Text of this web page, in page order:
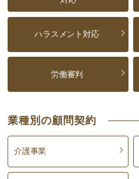
ハラスメント対応
労働審判
業種別の顧問契約
介護事業